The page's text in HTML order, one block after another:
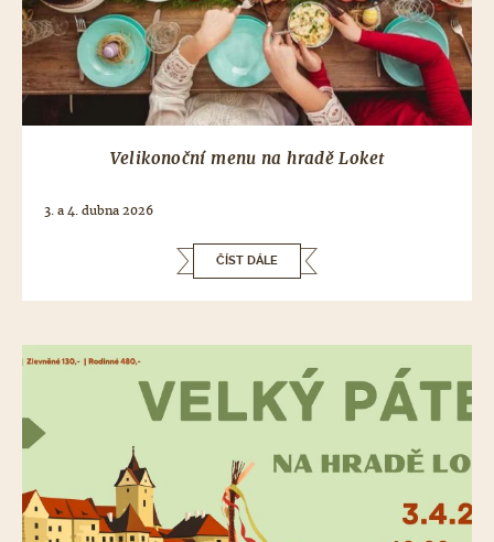
Velikonoční menu na hradě Loket
3. a 4. dubna 2026
ČÍST DÁLE